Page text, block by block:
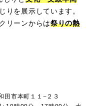
りを展示しています。
リーンからは祭りの熱
田市本町１１−２３